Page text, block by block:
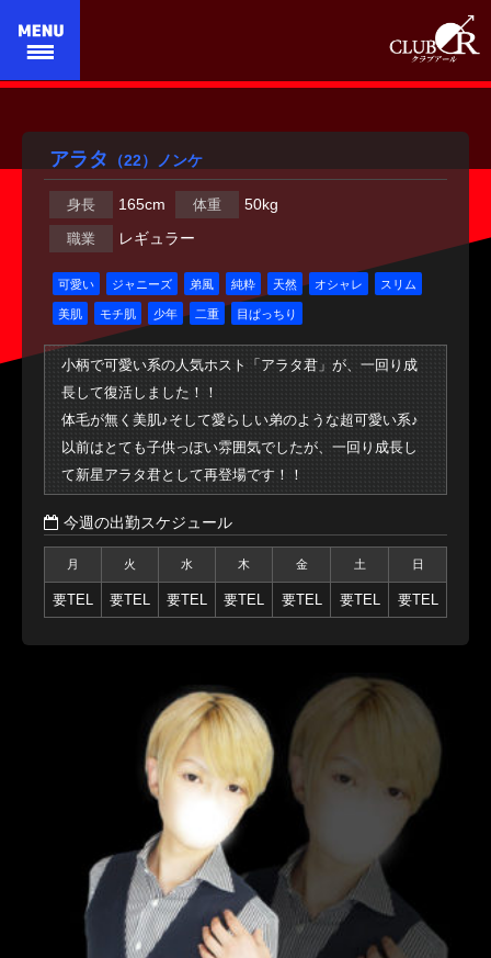
アラタ （22） ノンケ
身長 165cm 体重 50kg
職業 レギュラー
可愛い ジャニーズ 弟風 純粋 天然 オシャレ スリム
美肌 モチ肌 少年 二重 目ぱっちり
小柄で可愛い系の人気ホスト「アラタ君」が、一回り成
長して復活しました！！
体毛が無く美肌♪そして愛らしい弟のような超可愛い系♪
以前はとても子供っぽい雰囲気でしたが、一回り成長し
て新星アラタ君として再登場です！！
今週の出勤スケジュール
月 火 水 木 金 土 日
要TEL 要TEL 要TEL 要TEL 要TEL 要TEL 要TEL